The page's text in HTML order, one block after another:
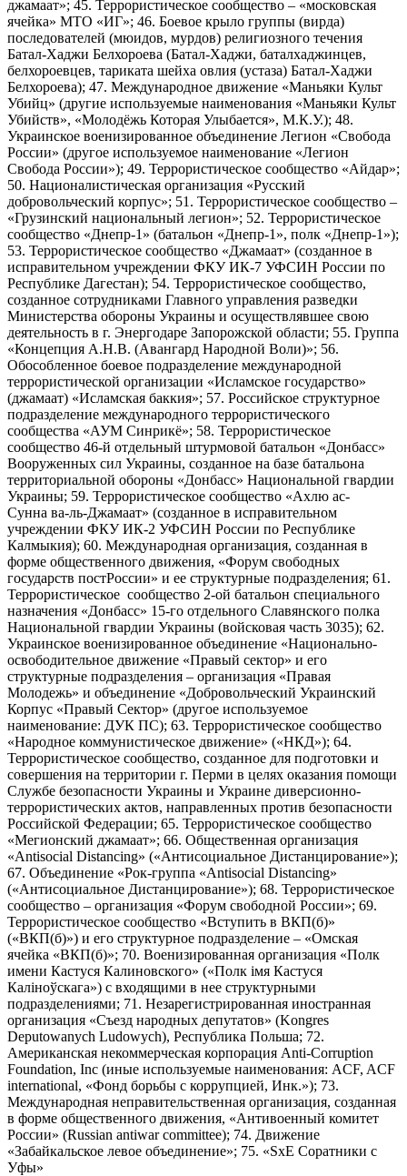
джамаат»; 45. Террористическое сообщество – «московская
ячейка» МТО «ИГ»; 46. Боевое крыло группы (вирда)
последователей (мюидов, мурдов) религиозного течения
Батал-Хаджи Белхороева (Батал-Хаджи, баталхаджинцев,
белхороевцев, тариката шейха овлия (устаза) Батал-Хаджи
Белхороева); 47. Международное движение «Маньяки Культ
Убийц» (другие используемые наименования «Маньяки Культ
Убийств», «Молодёжь Которая Улыбается», М.К.У.); 48.
Украинское военизированное объединение Легион «Свобода
России» (другое используемое наименование «Легион
Свобода России»); 49. Террористическое сообщество «Айдар»;
50. Националистическая организация «Русский
добровольческий корпус»; 51. Террористическое сообщество –
«Грузинский национальный легион»; 52. Террористическое
сообщество «Днепр-1» (батальон «Днепр-1», полк «Днепр-1»);
53. Террористическое сообщество «Джамаат» (созданное в
исправительном учреждении ФКУ ИК-7 УФСИН России по
Республике Дагестан); 54. Террористическое сообщество,
созданное сотрудниками Главного управления разведки
Министерства обороны Украины и осуществлявшее свою
деятельность в г. Энергодаре Запорожской области; 55. Группа
«Концепция А.Н.В. (Авангард Народной Воли)»; 56.
Обособленное боевое подразделение международной
террористической организации «Исламское государство»
(джамаат) «Исламская баккия»; 57. Российское структурное
подразделение международного террористического
сообщества «АУМ Синрикё»; 58. Террористическое
сообщество 46-й отдельный штурмовой батальон «Донбасс»
Вооруженных сил Украины, созданное на базе батальона
территориальной обороны «Донбасс» Национальной гвардии
Украины; 59. Террористическое сообщество «Ахлю ас-
Сунна ва-ль-Джамаат» (созданное в исправительном
учреждении ФКУ ИК-2 УФСИН России по Республике
Калмыкия); 60. Международная организация, созданная в
форме общественного движения, «Форум свободных
государств постРоссии» и ее структурные подразделения; 61.
Террористическое сообщество 2-ой батальон специального
назначения «Донбасс» 15-го отдельного Славянского полка
Национальной гвардии Украины (войсковая часть 3035); 62.
Украинское военизированное объединение «Национально-
освободительное движение «Правый сектор» и его
структурные подразделения – организация «Правая
Молодежь» и объединение «Добровольческий Украинский
Корпус «Правый Сектор» (другое используемое
наименование: ДУК ПС); 63. Террористическое сообщество
«Народное коммунистическое движение» («НКД»); 64.
Террористическое сообщество, созданное для подготовки и
совершения на территории г. Перми в целях оказания помощи
Службе безопасности Украины и Украине диверсионно-
террористических актов, направленных против безопасности
Российской Федерации; 65. Террористическое сообщество
«Мегионский джамаат»; 66. Общественная организация
«Antisocial Distancing» («Антисоциальное Дистанцирование»);
67. Объединение «Рок-группа «Antisocial Distancing»
(«Антисоциальное Дистанцирование»); 68. Террористическое
сообщество – организация «Форум свободной России»; 69.
Террористическое сообщество «Вступить в ВКП(б)»
(«ВКП(б)») и его структурное подразделение – «Омская
ячейка «ВКП(б)»; 70. Военизированная организация «Полк
имени Кастуся Калиновского» («Полк iмя Кастуся
Калiноўскага») с входящими в нее структурными
подразделениями; 71. Незарегистрированная иностранная
организация «Съезд народных депутатов» (Kongres
Deputowanych Ludowych), Республика Польша; 72.
Американская некоммерческая корпорация Anti-Corruption
Foundation, Inc (иные используемые наименования: ACF, ACF
international, «Фонд борьбы с коррупцией, Инк.»); 73.
Международная неправительственная организация, созданная
в форме общественного движения, «Антивоенный комитет
России» (Russian antiwar committee); 74. Движение
«Забайкальское левое объединение»; 75. «SxE Соратники с
Уфы»